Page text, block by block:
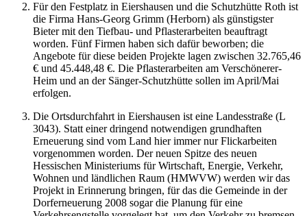
Für den Festplatz in Eiershausen und die Schutzhütte Roth ist
die Firma Hans-Georg Grimm (Herborn) als günstigster
Bieter mit den Tiefbau- und Pflasterarbeiten beauftragt
worden. Fünf Firmen haben sich dafür beworben; die
Angebote für diese beiden Projekte lagen zwischen 32.765,46
€ und 45.448,48 €. Die Pflasterarbeiten am Verschönerer-
Heim und an der Sänger-Schutzhütte sollen im April/Mai
erfolgen.
Die Ortsdurchfahrt in Eiershausen ist eine Landesstraße (L
3043). Statt einer dringend notwendigen grundhaften
Erneuerung sind vom Land hier immer nur Flickarbeiten
vorgenommen worden. Der neuen Spitze des neuen
Hessischen Ministeriums für Wirtschaft, Energie, Verkehr,
Wohnen und ländlichen Raum (HMWVW) werden wir das
Projekt in Erinnerung bringen, für das die Gemeinde in der
Dorferneuerung 2008 sogar die Planung für eine